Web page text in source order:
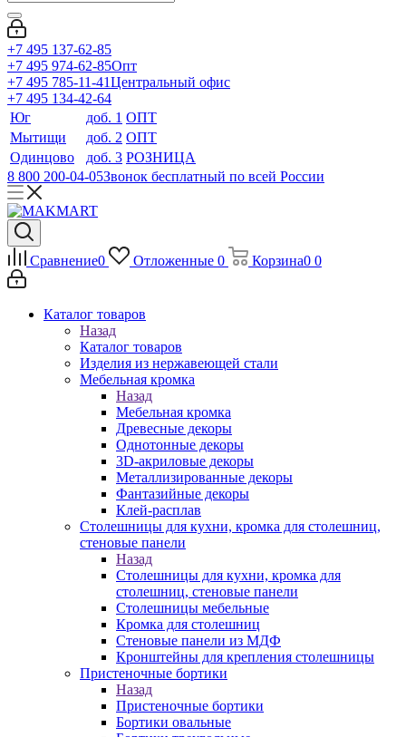
+7 495 137-62-85
+7 495 974-62-85Опт
+7 495 785-11-41Центральный офис
+7 495 134-42-64
Юг
доб. 1 ОПТ
Мытищи
доб. 2 ОПТ
Одинцово
доб. 3 РОЗНИЦА
8 800 200-04-05Звонок бесплатный по всей России
Сравнение0 Отложенные 0 Корзина0 0
Каталог товаров
Назад
Каталог товаров
Изделия из нержавеющей стали
Мебельная кромка
Назад
Мебельная кромка
Древесные декоры
Однотонные декоры
3D-акриловые декоры
Металлизированные декоры
Фантазийные декоры
Клей-расплав
Столешницы для кухни, кромка для столешниц,
стеновые панели
Назад
Столешницы для кухни, кромка для
столешниц, стеновые панели
Столешницы мебельные
Кромка для столешниц
Стеновые панели из МДФ
Кронштейны для крепления столешницы
Пристеночные бортики
Назад
Пристеночные бортики
Бортики овальные